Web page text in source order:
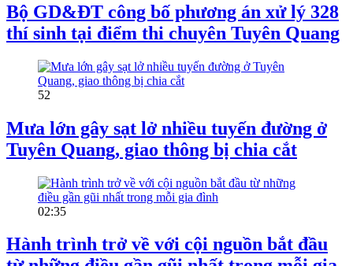
Bộ GD&ĐT công bố phương án xử lý 328
thí sinh tại điểm thi chuyên Tuyên Quang
52
Mưa lớn gây sạt lở nhiều tuyến đường ở
Tuyên Quang, giao thông bị chia cắt
02:35
Hành trình trở về với cội nguồn bắt đầu